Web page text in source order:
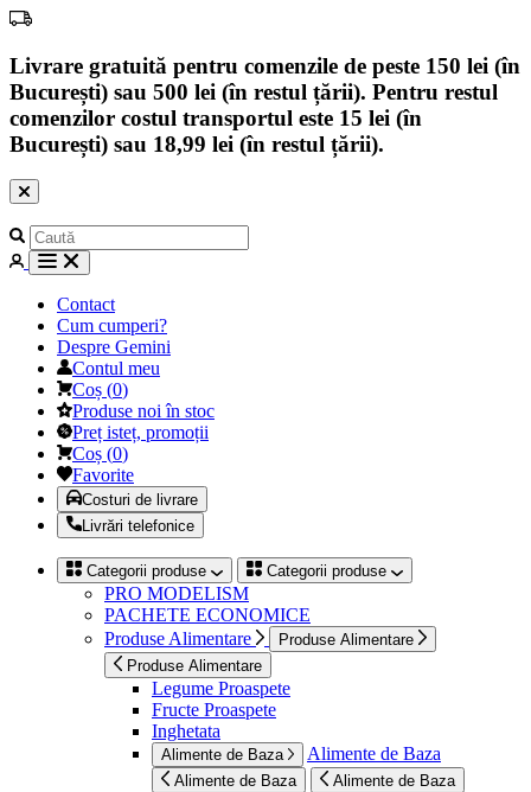
Livrare gratuită pentru comenzile de peste 150 lei (în
București) sau 500 lei (în restul țării). Pentru restul
comenzilor costul transportul este 15 lei (în
București) sau 18,99 lei (în restul țării).
Contact
Cum cumperi?
Despre Gemini
Contul meu
Coș (0)
Produse noi în stoc
Preț isteț, promoții
Coș (0)
Favorite
Costuri de livrare
Livrări telefonice
Categorii produse Categorii produse
PRO MODELISM
PACHETE ECONOMICE
Produse Alimentare
Produse Alimentare
Produse Alimentare
Legume Proaspete
Fructe Proaspete
Inghetata
Alimente de Baza Alimente de Baza
Alimente de Baza Alimente de Baza